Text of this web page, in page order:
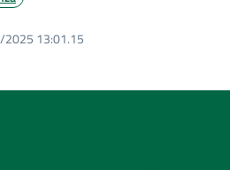
13:01.15